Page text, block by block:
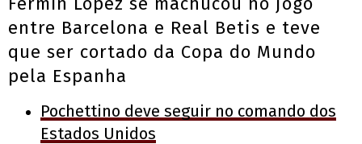
entre Barcelona e Real Betis e teve
que ser cortado da Copa do Mundo
pela Espanha
Pochettino deve seguir no comando dos
Estados Unidos